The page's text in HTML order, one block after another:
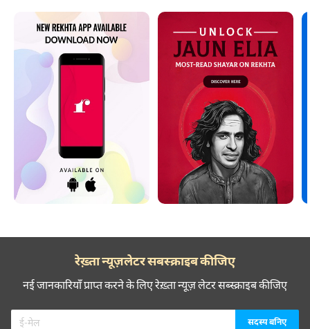
रेख़्ता न्यूज़लेटर सबस्क्राइब कीजिए
नई जानकारियाँ प्राप्त करने के लिए रेख़्ता न्यूज़ लेटर सब्स्क्राइब कीजिए